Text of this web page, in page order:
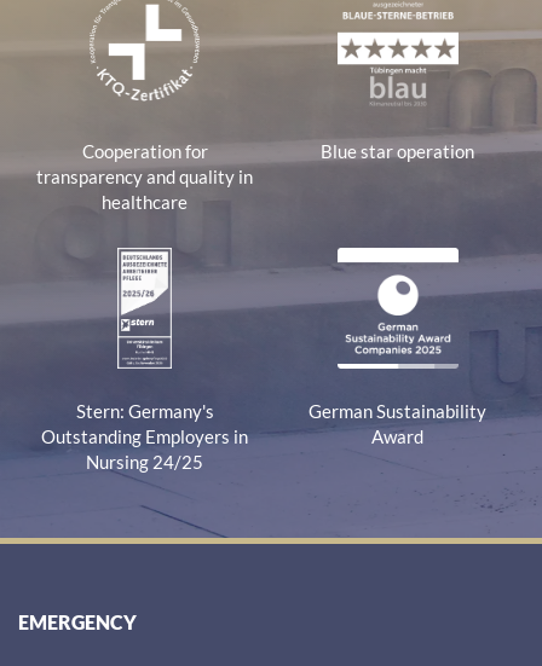
Cooperation for
transparency and quality in
healthcare
Blue star operation
Stern: Germany's
Outstanding Employers in
Nursing 24/25
German Sustainability
Award
EMERGENCY